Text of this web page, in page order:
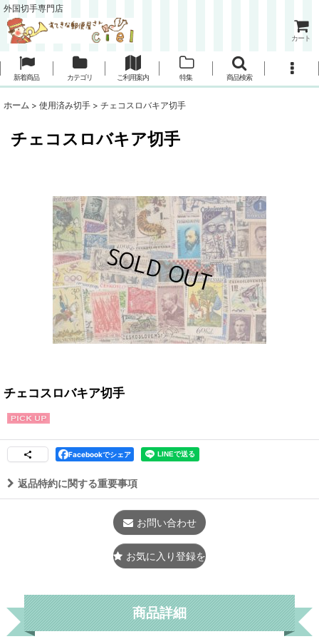
外国切手専門店
カート
新着商品 カテゴリ ご利用案内 特集 商品検索
ホーム > 使用済み切手 > チェコスロバキア切手
チェコスロバキア切手
チェコスロバキア切手
Facebookでシェア
返品特約に関する重要事項
お問い合わせ
お気に入り登録をする
商品詳細